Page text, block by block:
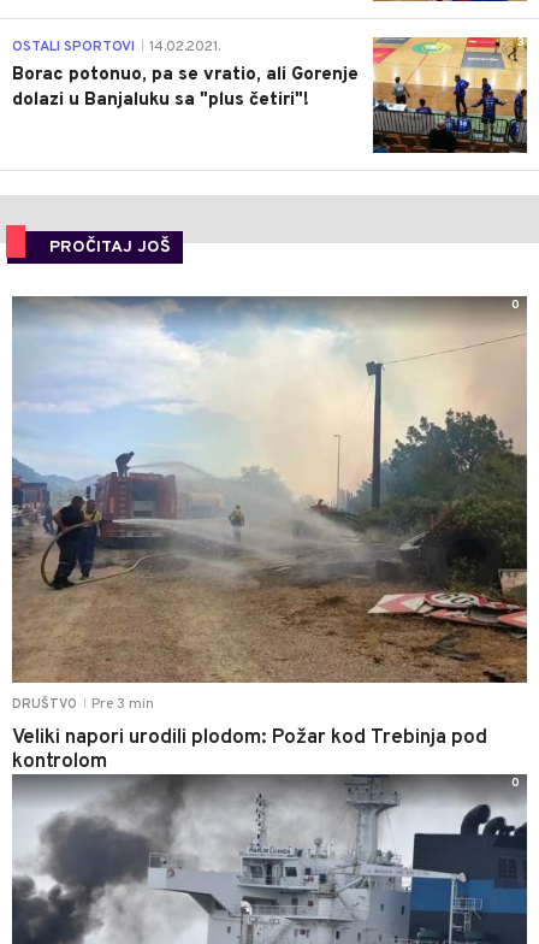
3
OSTALI SPORTOVI 14.02.2021.
Borac potonuo, pa se vratio, ali Gorenje
dolazi u Banjaluku sa "plus četiri"!
PROČITAJ JOŠ
DRUŠTVO Pre 3 min
Veliki napori urodili plodom: Požar kod Trebinja pod
kontrolom
0
0